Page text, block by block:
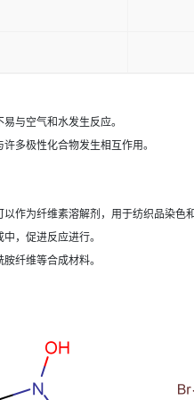
与空气和水发生反应。
多极性化合物发生相互作用。
作为纤维素溶解剂，用于纺织品染色
，促进反应进行。
纤维等合成材料。